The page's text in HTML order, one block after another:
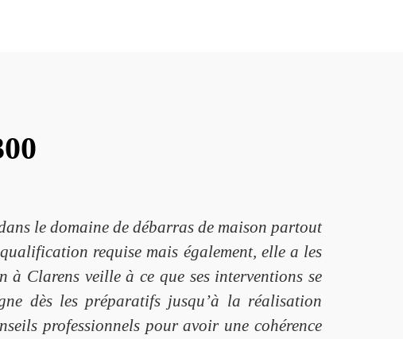
le domaine de débarras de maison partout
requise mais également, elle a les
à Clarens veille à ce que ses interventions se
dès les préparatifs jusqu’à la réalisation
professionnels pour avoir une cohérence